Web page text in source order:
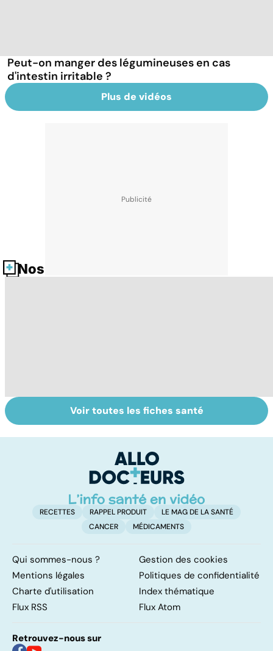
Peut-on manger des légumineuses en cas
d'intestin irritable ?
Plus de vidéos
Nos fiches santé
Tout savoir sur
les infections
Inflammation des
amygdales : que
d'angine ?
Voir toutes les fiches santé
RECETTES RAPPEL PRODUIT
LE MAG DE LA SANTÉ
CANCER
MÉDICAMENTS
Qui sommes-nous ?
Gestion des cookies
Mentions légales
Politiques de confidentialité
Charte d'utilisation
Index thématique
Flux RSS
Flux Atom
Retrouvez-nous sur